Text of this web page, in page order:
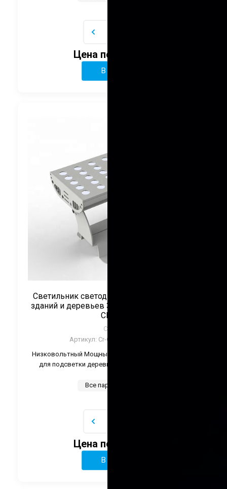
Цена по запросу
В корзину
Светильник светодиодный для подсветки
зданий и деревьев 36Вт 24V Монохром ТМ
CRANE
CRANE
Артикул: Cr-CTL-TWZ36-Color
Низковольтный Мощный регулируемый светильник
для подсветки деревьев, зданий и памятников.
Все параметры
Цена по запросу
В корзину